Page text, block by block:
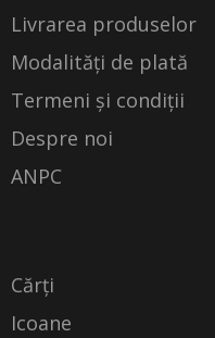
Livrarea produselor
Modalități de plată
Termeni și condiții
Despre noi
ANPC
Cărți
Icoane